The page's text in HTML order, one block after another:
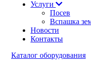
Услуги
Посев
Вспашка
Новости
Контакты
Каталог оборудования